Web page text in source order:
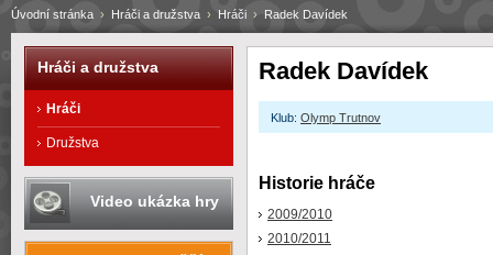
Radek Davídek
Klub: Olymp Trutnov
Historie hráče
2009/2010
2010/2011
Úvodní stránka › Hráči a družstva › Hráči › Radek Davídek
Hráči a družstva
Hráči
Družstva
Video ukázka hry